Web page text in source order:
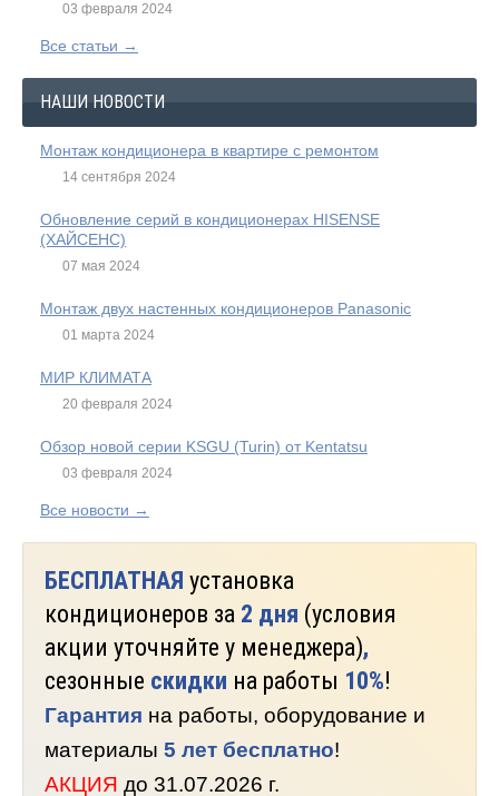
03 февраля 2024
Все статьи →
НАШИ НОВОСТИ
Монтаж кондиционера в квартире с ремонтом
14 сентября 2024
Обновление серий в кондиционерах HISENSE
(ХАЙСЕНС)
07 мая 2024
Монтаж двух настенных кондиционеров Panasonic
01 марта 2024
МИР КЛИМАТА
20 февраля 2024
Обзор новой серии KSGU (Turin) от Kentatsu
03 февраля 2024
Все новости →
БЕСПЛАТНАЯ установка
кондиционеров за 2 дня (условия
акции уточняйте у менеджера),
сезонные скидки на работы 10%!
Гарантия на работы, оборудование и
материалы 5 лет бесплатно!
АКЦИЯ до 31.07.2026 г.